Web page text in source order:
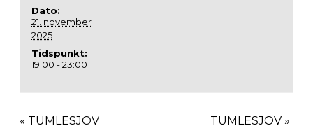
Dato:
21. november
2025
Tidspunkt:
19:00 - 23:00
« TUMLESJOV TUMLESJOV »